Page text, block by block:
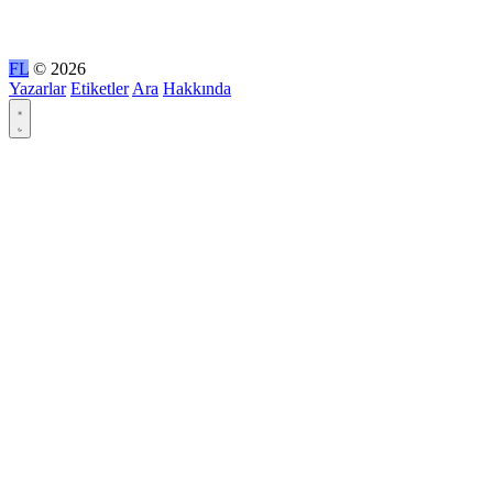
FL © 2026
Yazarlar Etiketler Ara Hakkında